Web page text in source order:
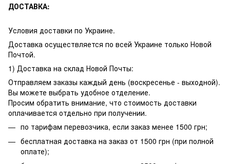
ДОСТАВКА:
Условия доставки по Украине.
Доставка осуществляется по всей Украине только Новой
Почтой.
1) Доставка на склад Новой Почты:
Отправляем заказы каждый день (воскресенье - выходной).
Вы можете выбрать удобное отделение.
Просим обратить внимание, что стоимость доставки
оплачивается отдельно при получении.
по тарифам перевозчика, если заказ менее 1500 грн;
бесплатная доставка на заказ от 1500 грн (при полной
оплате);